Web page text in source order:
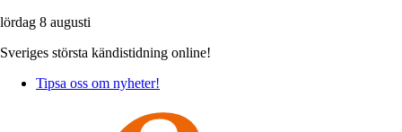
lördag 8 augusti
Sveriges största kändistidning online!
Tipsa oss om nyheter!